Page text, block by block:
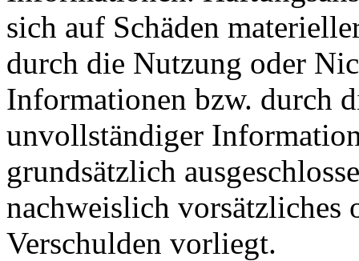
sich auf Schäden
durch die Nutzung oder
Informationen bzw. durch
unvollständiger
grundsätzlich
nachweislich vorsätzliches
Verschulden vorliegt.